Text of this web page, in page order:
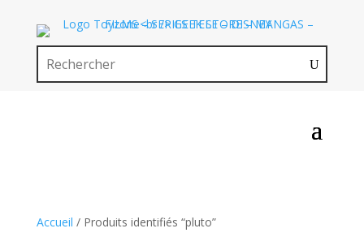
Accueil / Produits identifiés “pluto”